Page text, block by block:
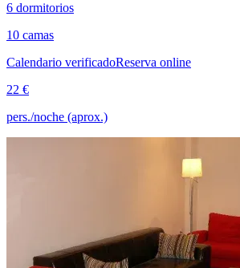
6 dormitorios
10 camas
Calendario verificadoReserva online
22 €
pers./noche (aprox.)